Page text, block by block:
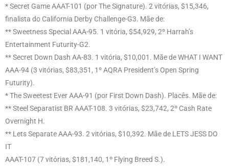
* Secret Game AAAT-101 (por The Signature). 2 vitórias, $15,346,
finalista do California Derby Challenge-G3. Mãe de:
** Sweetness Special AAA-95. 1 vitória, $54,929, 2º Harrah’s
Entertainment Futurity-G2.
** Secret Down Dash AA-83. 1 vitória, $10,001. Mãe de WHAT I WANT
AAA-94 (3 vitórias, $83,351, 1º AQRA President’s Open Spring
Futurity).
* The Sweetest Ever AAA-91 (por First Down Dash). Placês. Mãe de:
** Steel Separatist BR AAAT-108. 3 vitórias, $23,742, 2º Cash Rate
Overnight H.
** Lets Separate AAA-93. 2 vitórias, $10,392. Mãe de LETS JESS DO
IT
AAAT-107 (7 vitórias, $181,140, 1º Flying Breed S.).